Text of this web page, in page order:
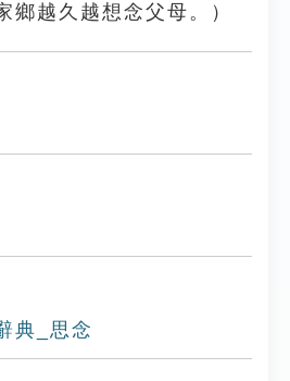
鄉越久越想念父母。）
典_思念